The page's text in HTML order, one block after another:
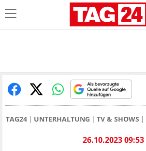
TAG24 UNTERHALTUNG TV & SHOWS
26.10.2023 09:53